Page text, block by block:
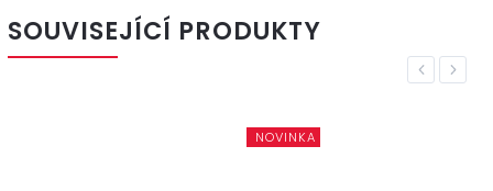
SOUVISEJÍCÍ PRODUKTY
Previous
NOVINKA
Next